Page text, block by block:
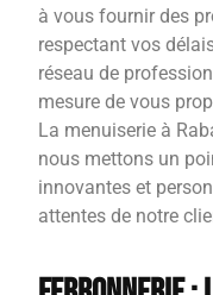
à vous fournir des
respectant vos
réseau de
mesure de vous
La menuiserie à
nous mettons un
innovantes et
attentes de notre